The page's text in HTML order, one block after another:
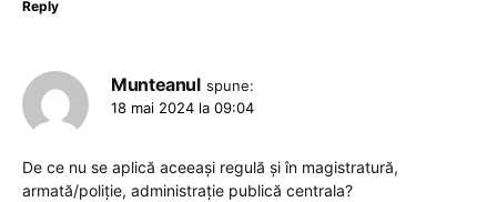
Reply
Munteanul spune:
18 mai 2024 la 09:04
De ce nu se aplică aceeași regulă și în magistratură,
armată/poliție, administrație publică centrala?